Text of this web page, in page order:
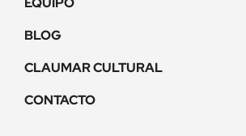
BLOG
CLAUMAR CULTURAL
CONTACTO